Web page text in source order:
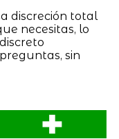
discreción total
necesitas, lo
sin